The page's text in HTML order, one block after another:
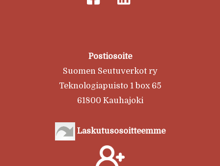
Postiosoite
Suomen Seutuverkot ry
Teknologiapuisto 1 box 65
61800 Kauhajoki
Laskutusosoitteemme